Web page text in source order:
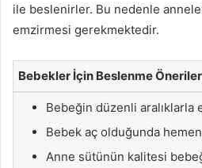
ile beslenirler. Bu nedenle
emzirmesi gerekmektedir.
Bebekler İçin Beslenme
Bebeğin düzenli aralıklarla
Bebek aç olduğunda
Anne sütünün kalitesi